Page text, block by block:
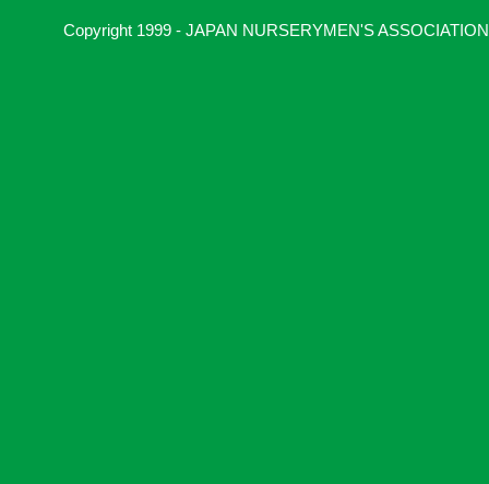
Copyright 1999 - JAPAN NURSERYMEN'S